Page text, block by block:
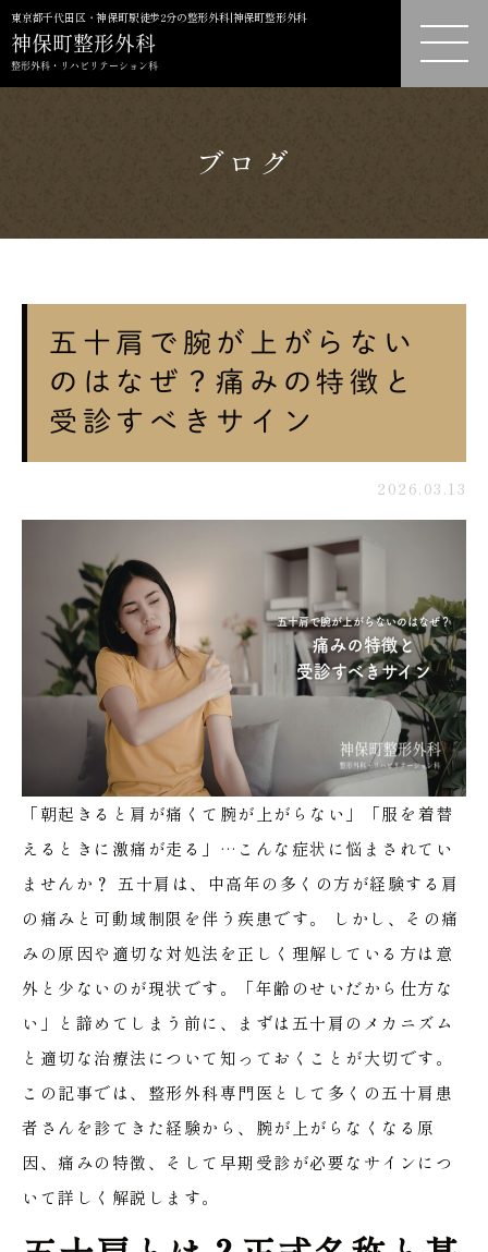
東京都千代田区・神保町駅徒歩2分の整形外科|神保町整形外科
ブログ
五十肩で腕が上がらない
のはなぜ？痛みの特徴と
受診すべきサイン
2026.03.13
「朝起きると肩が痛くて腕が上がらない」「服を着替
えるときに激痛が走る」…こんな症状に悩まされてい
ませんか？ 五十肩は、中高年の多くの方が経験する肩
の痛みと可動域制限を伴う疾患です。
しかし、その痛
みの原因や適切な対処法を正しく理解している方は意
外と少ないのが現状です。「年齢のせいだから仕方な
い」と諦めてしまう前に、まずは五十肩のメカニズム
と適切な治療法について知っておくことが大切です。
この記事では、整形外科専門医として多くの五十肩患
者さんを診てきた経験から、腕が上がらなくなる原
因、痛みの特徴、そして早期受診が必要なサインにつ
いて詳しく解説します。